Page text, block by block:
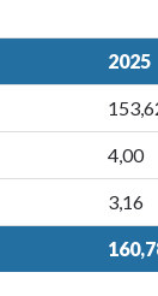
2025
4,00
3,16